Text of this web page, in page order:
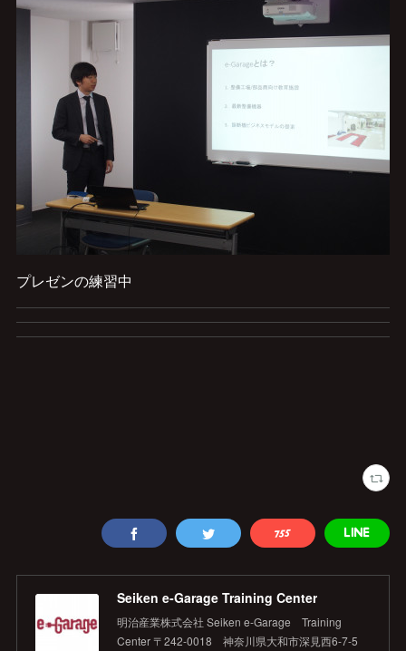
プレゼンの練習中
Seiken e‐Garage Training Center
明治産業株式会社 Seiken e‐Garage Training
Center 〒242-0018 神奈川県大和市深見西6-7-5